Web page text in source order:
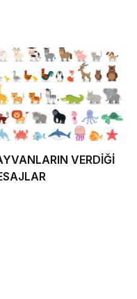
VERDİĞİ